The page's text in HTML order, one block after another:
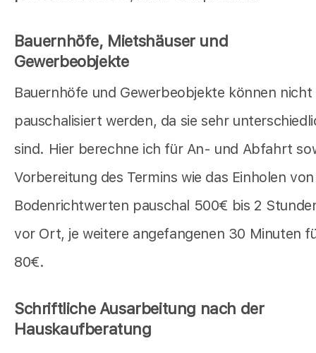
Bauernhöfe, Mietshäuser und
Gewerbeobjekte
Bauernhöfe und Gewerbeobjekte können nicht
pauschalisiert werden, da sie sehr
sind. Hier berechne ich für An- und Abfahrt
Vorbereitung des Termins wie das Einholen von
Bodenrichtwerten pauschal 500€ bis 2
vor Ort, je weitere angefangenen 30 Minuten
80€.
Schriftliche Ausarbeitung nach der
Hauskaufberatung